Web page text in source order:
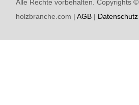
Alle Rechte vorbehalten. Copyrights ©
holzbranche.com |AGB | Datenschutz